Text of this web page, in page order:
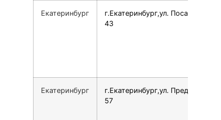
Екатеринбург
г.Екатеринбург,ул. Посадская,
43
Екатеринбург
г.Екатеринбург,ул. Предельная,
57